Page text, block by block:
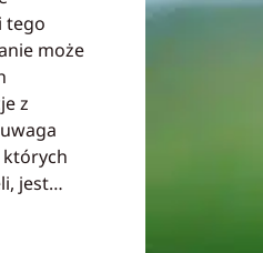
tego
może
z
których
jest…